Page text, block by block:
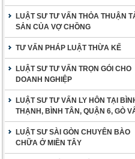
LUẬT SƯ TƯ VẤN THỎA THUẬN
SẢN CỦA VỢ CHỒNG
TƯ VẤN PHÁP LUẬT THỪA KẾ
LUẬT SƯ TƯ VẤN TRỌN GÓI CHO
DOANH NGHIỆP
LUẬT SƯ TƯ VẤN LY HÔN TẠI
THẠNH, BÌNH TÂN, QUẬN 6, GÒ
LUẬT SƯ SÀI GÒN CHUYÊN BÀO
CHỮA Ở MIỀN TÂY